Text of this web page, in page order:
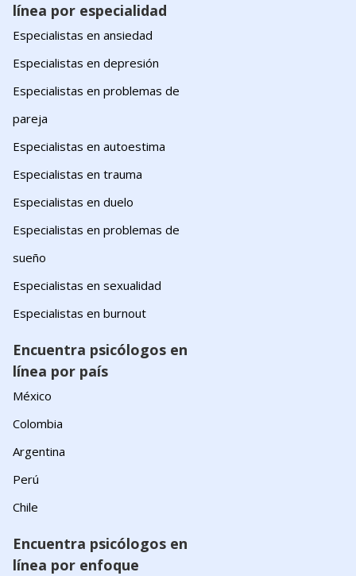
línea por especialidad
Especialistas en ansiedad
Especialistas en depresión
Especialistas en problemas de
pareja
Especialistas en autoestima
Especialistas en trauma
Especialistas en duelo
Especialistas en problemas de
sueño
Especialistas en sexualidad
Especialistas en burnout
Encuentra psicólogos en
línea por país
México
Colombia
Argentina
Perú
Chile
Encuentra psicólogos en
línea por enfoque